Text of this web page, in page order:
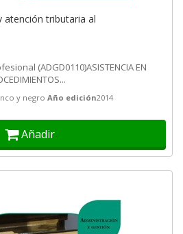
atención tributaria al
(ADGD0110)ASISTENCIA EN
y negro Año edición2014
Añadir